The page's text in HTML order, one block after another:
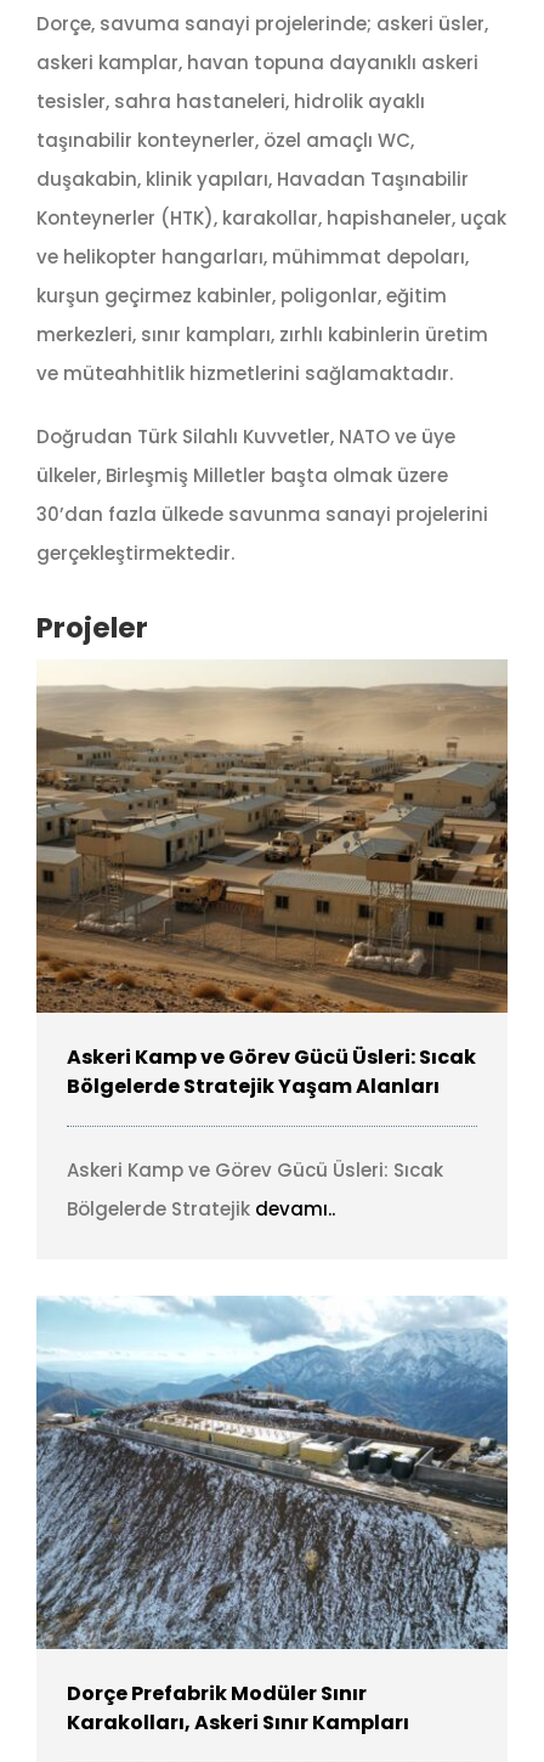
Dorçe, savuma sanayi projelerinde; askeri üsler,
askeri kamplar, havan topuna dayanıklı askeri
tesisler, sahra hastaneleri, hidrolik ayaklı
taşınabilir konteynerler, özel amaçlı WC,
duşakabin, klinik yapıları, Havadan Taşınabilir
Konteynerler (HTK), karakollar, hapishaneler, uçak
ve helikopter hangarları, mühimmat depoları,
kurşun geçirmez kabinler, poligonlar, eğitim
merkezleri, sınır kampları, zırhlı kabinlerin üretim
ve müteahhitlik hizmetlerini sağlamaktadır.
Doğrudan Türk Silahlı Kuvvetler, NATO ve üye
ülkeler, Birleşmiş Milletler başta olmak üzere
30’dan fazla ülkede savunma sanayi projelerini
gerçekleştirmektedir.
Projeler
Askeri Kamp ve Görev Gücü Üsleri: Sıcak
Bölgelerde Stratejik Yaşam Alanları
Askeri Kamp ve Görev Gücü Üsleri: Sıcak
Bölgelerde Stratejik devamı..
Dorçe Prefabrik Modüler Sınır
Karakolları, Askeri Sınır Kampları